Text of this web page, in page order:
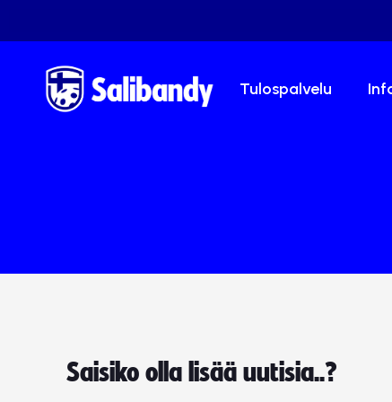
Tulospalvelu
Saisiko olla lisää uutisia..?